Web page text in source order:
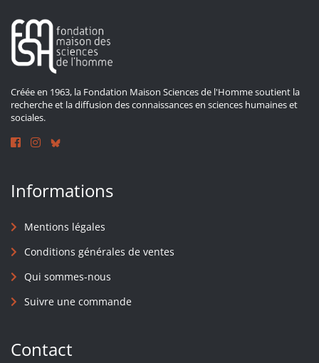
Créée en 1963, la Fondation Maison Sciences de l'Homme soutient la
recherche et la diffusion des connaissances en sciences humaines et
sociales.
Informations
Mentions légales
Conditions générales de ventes
Qui sommes-nous
Suivre une commande
Contact